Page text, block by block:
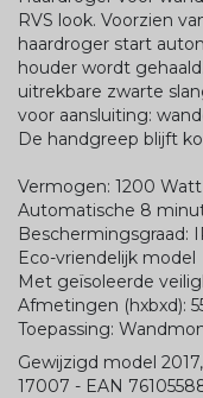
RVS look. Voorzien
haardroger start
houder wordt
uitrekbare zwarte
voor aansluiting:
De handgreep blijft
Vermogen: 1200 Watt
Automatische 8
Beschermingsgraad:
Eco-vriendelijk model
Met geïsoleerde
Afmetingen (hxbxd):
Toepassing:
Gewijzigd model
17007 - EAN